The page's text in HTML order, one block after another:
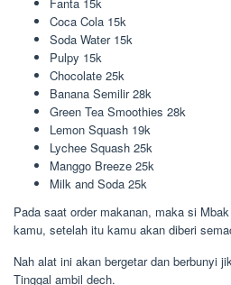
Coca Cola 15k
Soda Water 15k
Pulpy 15k
Chocolate 25k
Banana Semilir 28k
Green Tea Smoothies 28k
Lemon Squash 19k
Lychee Squash 25k
Manggo Breeze 25k
Milk and Soda 25k
Pada saat order makanan, maka si
kamu, setelah itu kamu akan diberi
Nah alat ini akan bergetar dan berbunyi
Tinggal ambil dech.